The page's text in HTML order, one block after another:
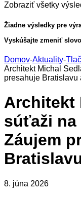
Zobraziť všetky
Žiadne výsledky pre
Vyskúšajte zmeniť slovo
Domov-Aktuality-
Architekt Michal
presahuje Bratislavu
Architekt
súťaži na
Záujem
8. júna 2026